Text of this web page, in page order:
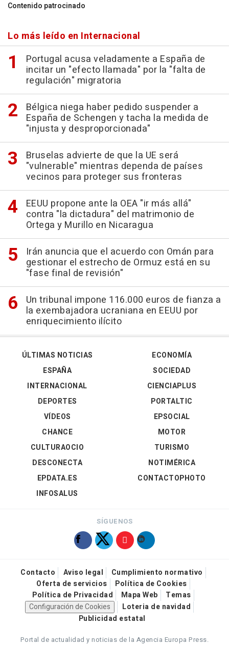
Contenido patrocinado
Lo más leído en Internacional
Portugal acusa veladamente a España de
incitar un "efecto llamada" por la "falta de
regulación" migratoria
Bélgica niega haber pedido suspender a
España de Schengen y tacha la medida de
"injusta y desproporcionada"
Bruselas advierte de que la UE será
"vulnerable" mientras dependa de países
vecinos para proteger sus fronteras
EEUU propone ante la OEA "ir más allá"
contra "la dictadura" del matrimonio de
Ortega y Murillo en Nicaragua
Irán anuncia que el acuerdo con Omán para
gestionar el estrecho de Ormuz está en su
"fase final de revisión"
Un tribunal impone 116.000 euros de fianza a
la exembajadora ucraniana en EEUU por
enriquecimiento ilícito
ÚLTIMAS NOTICIAS
ESPAÑA
INTERNACIONAL
DEPORTES
VÍDEOS
ECONOMÍA
SOCIEDAD
CIENCIAPLUS
PORTALTIC
EPSOCIAL
CHANCE
CULTURAOCIO
DESCONECTA
EPDATA.ES
INFOSALUS
MOTOR
TURISMO
NOTIMÉRICA
CONTACTOPHOTO
SÍGUENOS
Contacto Aviso legal
Cumplimiento normativo
Oferta de servicios
Política de Cookies
Política de Privacidad
Mapa Web
Temas
Configuración de Cookies
Loteria de navidad
Publicidad estatal
Portal de actualidad y noticias de la Agencia Europa Press.